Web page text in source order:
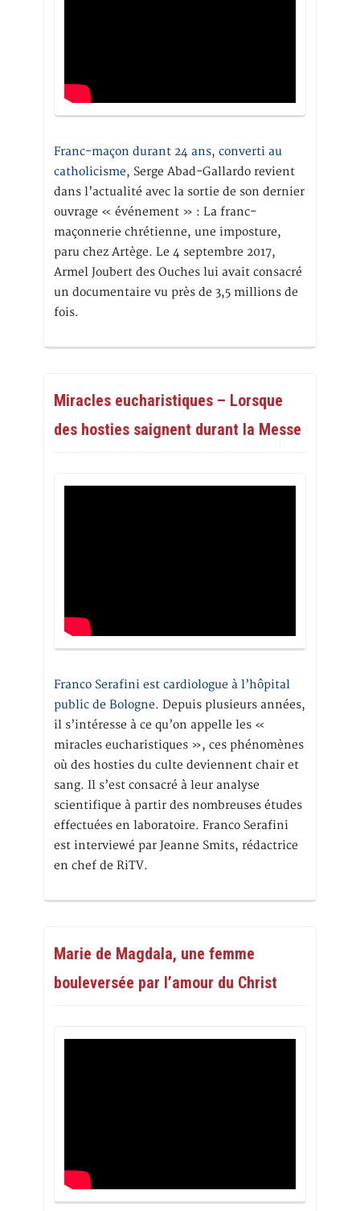
Franc-maçon durant 24 ans, converti au
catholicisme, Serge Abad-Gallardo revient
dans l’actualité avec la sortie de son dernier
ouvrage « événement » : La franc-
maçonnerie chrétienne, une imposture,
paru chez Artège. Le 4 septembre 2017,
Armel Joubert des Ouches lui avait consacré
un documentaire vu près de 3,5 millions de
fois.
Miracles eucharistiques – Lorsque
des hosties saignent durant la Messe
Franco Serafini est cardiologue à l’hôpital
public de Bologne. Depuis plusieurs années,
il s’intéresse à ce qu’on appelle les «
miracles eucharistiques », ces phénomènes
où des hosties du culte deviennent chair et
sang. Il s’est consacré à leur analyse
scientifique à partir des nombreuses études
effectuées en laboratoire. Franco Serafini
est interviewé par Jeanne Smits, rédactrice
en chef de RiTV.
Marie de Magdala, une femme
bouleversée par l’amour du Christ